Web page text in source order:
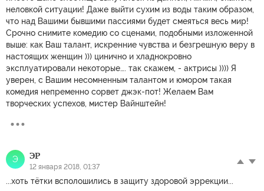
неловкой ситуации! Даже выйти сухим из воды таким образом,
что над Вашими бывшими пассиями будет смеяться весь мир!
Срочно снимите комедию со сценами, подобными изложенной
выше: как Ваш талант, искренние чувства и безгрешную веру в
настоящих женщин ))) цинично и хладнокровно
эксплуатировали некоторые…. так скажем, - актрисы )))) Я
уверен, с Вашим несомненным талантом и юмором такая
комедия непременно сорвет джэк-пот! Желаем Вам
творческих успехов, мистер Вайнштейн!
Э ЭР
12 января 2018, 01:37
...хоть тётки всполошились в защиту здоровой эррекции...